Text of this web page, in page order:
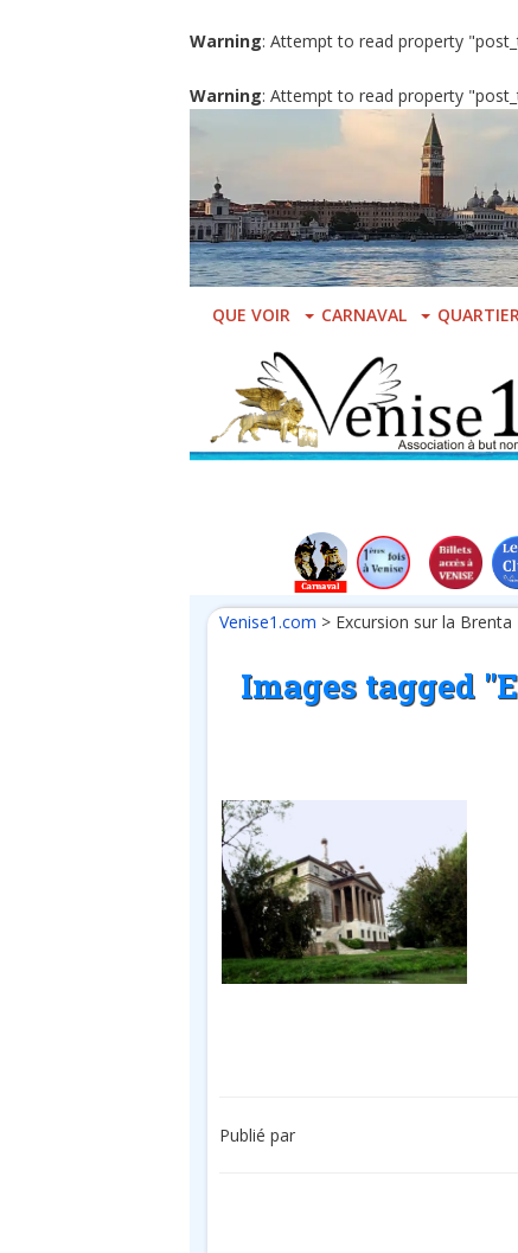
Warning: Attempt to read property
Warning: Attempt to read property
main
content
QUE VOIR CARNAVAL
Venise1.com > Excursion sur la Brenta
Images tagged
Publié par